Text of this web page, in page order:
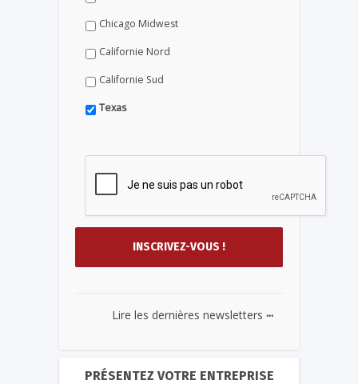
Chicago Midwest
Californie Nord
Californie Sud
Texas
Lire les dernières newsletters ...
PRÉSENTEZ VOTRE ENTREPRISE